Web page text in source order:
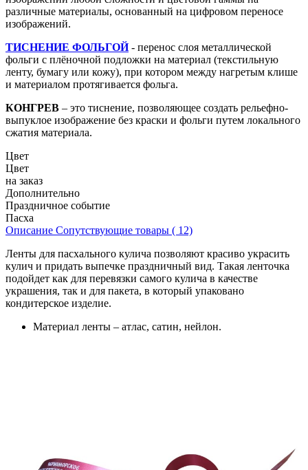
различные материалы, основанный на цифровом переносе
изображений.
ТИСНЕНИЕ ФОЛЬГОЙ- перенос слоя металлической
фольги с плёночной подложки на материал (текстильную
ленту, бумагу или кожу), при котором между нагретым клише
и материалом протягивается фольга.
КОНГРЕВ – это тиснение, позволяющее создать рельефно-
выпуклое изображение без краски и фольги путем локального
сжатия материала.
Цвет
Цвет
на заказ
Дополнительно
Праздничное событие
Пасха
Описание Сопутствующие товары ( 12)
Ленты для пасхального кулича позволяют красиво украсить
кулич и придать выпечке праздничный вид. Такая ленточка
подойдет как для перевязки самого кулича в качестве
украшения, так и для пакета, в который упаковано
кондитерское изделие.
Материал ленты – атлас, сатин, нейлон.